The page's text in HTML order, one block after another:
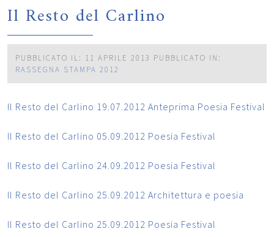
Il Resto del Carlino
PUBBLICATO IL: 11 APRILE 2013 PUBBLICATO IN:
RASSEGNA STAMPA 2012
Il Resto del Carlino 19.07.2012 Anteprima Poesia Festival
Il Resto del Carlino 05.09.2012 Poesia Festival
Il Resto del Carlino 24.09.2012 Poesia Festival
Il Resto del Carlino 25.09.2012 Architettura e poesia
Il Resto del Carlino 25.09.2012 Poesia Festival